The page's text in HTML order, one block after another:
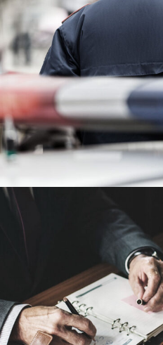
Public
Nighmare on